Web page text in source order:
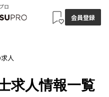
ロ
会員登録
人
求人情報一覧